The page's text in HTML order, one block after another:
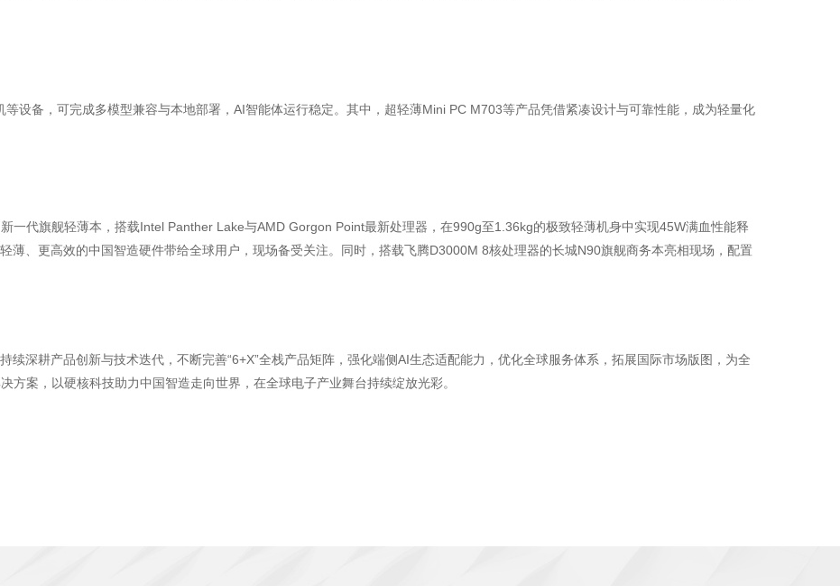
等设备，可完成多模型兼容与本地部署，AI智能体运行稳定。其中，超轻薄Mini PC M703等产品凭借紧凑设计与可靠性能，成为轻量化
一代旗舰轻薄本，搭载Intel Panther Lake与AMD Gorgon Point最新处理器，在990g至1.36kg的极致轻薄机身中实现45W满血性能释
薄、更高效的中国智造硬件带给全球用户，现场备受关注。同时，搭载飞腾D3000M 8核处理器的长城N90旗舰商务本亮相现场，配置
续深耕产品创新与技术迭代，不断完善“6+X”全栈产品矩阵，强化端侧AI生态适配能力，优化全球服务体系，拓展国际市场版图，为全
方案，以硬核科技助力中国智造走向世界，在全球电子产业舞台持续绽放光彩。